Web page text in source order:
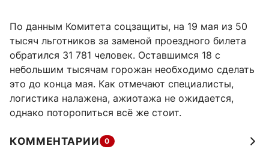
По данным Комитета соцзащиты, на 19 мая из 50
тысяч льготников за заменой проездного билета
обратился 31 781 человек. Оставшимся 18 с
небольшим тысячам горожан необходимо сделать
это до конца мая. Как отмечают специалисты,
логистика налажена, ажиотажа не ожидается,
однако поторопиться всё же стоит.
КОММЕНТАРИИ 0